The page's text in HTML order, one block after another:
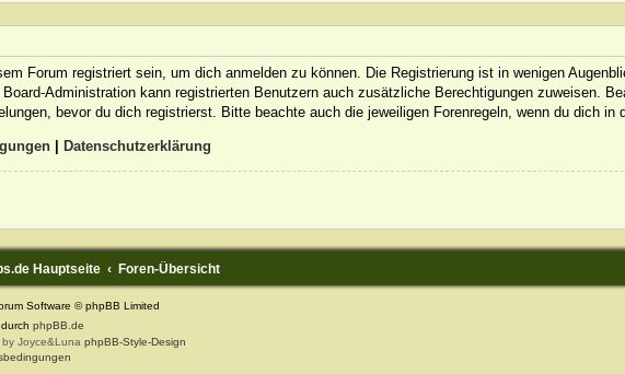
Forum registriert sein, um dich anmelden zu können. Die Registrierung ist in wenigen
Administration kann registrierten Benutzern auch zusätzliche Berechtigungen zuweisen.
bevor du dich registrierst. Bitte beachte auch die jeweiligen Forenregeln, wenn du dich in
| Datenschutzerklärung
Hauptseite Foren-Übersicht
Software © phpBB Limited
phpBB.de
Joyce&Luna phpBB-Style-Design